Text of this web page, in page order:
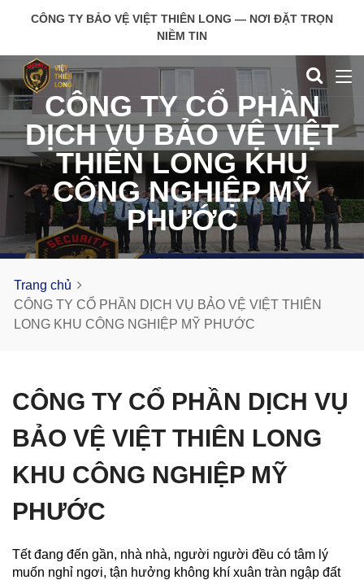
CÔNG TY BẢO VỆ VIỆT THIÊN LONG — NƠI ĐẶT TRỌN
NIỀM TIN
CÔNG TY CỔ PHẦN
DỊCH VỤ BẢO VỆ VIỆT
THIÊN LONG KHU
CÔNG NGHIỆP MỸ
PHƯỚC
Trang chủ
CÔNG TY CỔ PHẦN DỊCH VỤ BẢO VỆ VIỆT THIÊN
LONG KHU CÔNG NGHIỆP MỸ PHƯỚC
CÔNG TY CỔ PHẦN DỊCH VỤ
BẢO VỆ VIỆT THIÊN LONG
KHU CÔNG NGHIỆP MỸ
PHƯỚC
Tết đang đến gần, nhà nhà, người người đều có tâm lý
muốn nghỉ ngơi, tận hưởng không khí xuân tràn ngập đất